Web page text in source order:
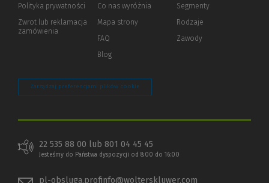
Polityka prywatności (Nowe
(Link
innej
Zwrot lub reklamacja
zamówienia
Co nas wyróżnia
Mapa strony
FAQ
Blog
Segmenty
Rodzaje
Zawody
Zarządzaj preferencjami plików cookie
22 535 88 00 lub 801 04 45 45
Jesteśmy do Państwa dyspozycji od 8:00 do 16:00
pl-obsluga.profinfo@wolterskluwer.com